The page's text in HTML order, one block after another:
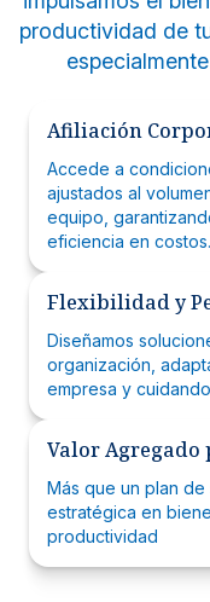
Chequeos
Menores de
Un chequeo
necesidades de
Pruebas de
rojos,
Orina
Parásitos
ADEMÁS, DE:
Audiometría
Consulta
Desayuno.
Parqueo.
disfrutar este
Chequeos
Todo género
Un chequeo
necesidades:
Pruebas de
rojos,
plaquetas.
Glicemia
Perfil de
Orina
SGPT
Creatinina
Ácido Urico
Nitrógeno
Chequeos
Mujeres
CHQ00396
Un chequeo
Pruebas de
Perfil de
Orina
URINARIO)
rojos,
plaquetas.
ADEMÁS, DE:
Mamografía
Chequeos
Hombres
CHQ00642
Un chequeo
Pruebas de
rojos,
plaquetas).
Glicemia
Antígeno
Orina
URINARIO)
SGPT
Creatinina
Ácido Urico
productividad de
Afiliación
Accede a
ajustados al
equipo,
eficiencia en costos.
Flexibilidad y
Diseñamos
organización,
empresa y
Valor Agregado
Más que un plan
estratégica en
productividad